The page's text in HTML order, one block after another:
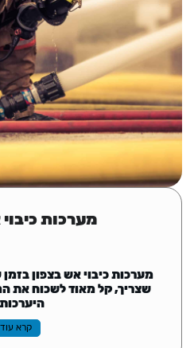
מערכות
מערכות כיבוי אש בצפון
שצריך, קל מאוד לשכוח את
קרא עוד